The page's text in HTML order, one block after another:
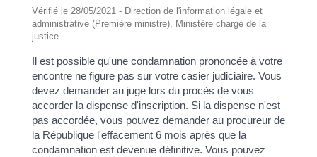
Vérifié le 28/05/2021 - Direction de l'information légale et
administrative (Première ministre), Ministère chargé de la
justice
Il est possible qu'une condamnation prononcée à votre
encontre ne figure pas sur votre casier judiciaire. Vous
devez demander au juge lors du procès de vous
accorder la dispense d'inscription. Si la dispense n'est
pas accordée, vous pouvez demander au procureur de
la République l'effacement 6 mois après que la
condamnation est devenue définitive. Vous pouvez